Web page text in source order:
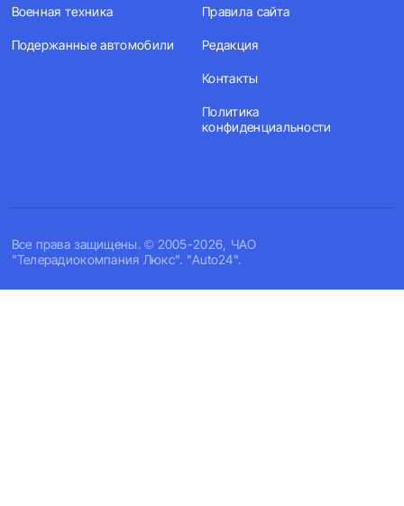
Все права защищены. © 2005-2026, ЧАО
"Телерадиокомпания Люкс". "Auto24".
Военная техника
Подержанные автомобили
Правила сайта
Редакция
Контакты
Политика
конфиденциальности